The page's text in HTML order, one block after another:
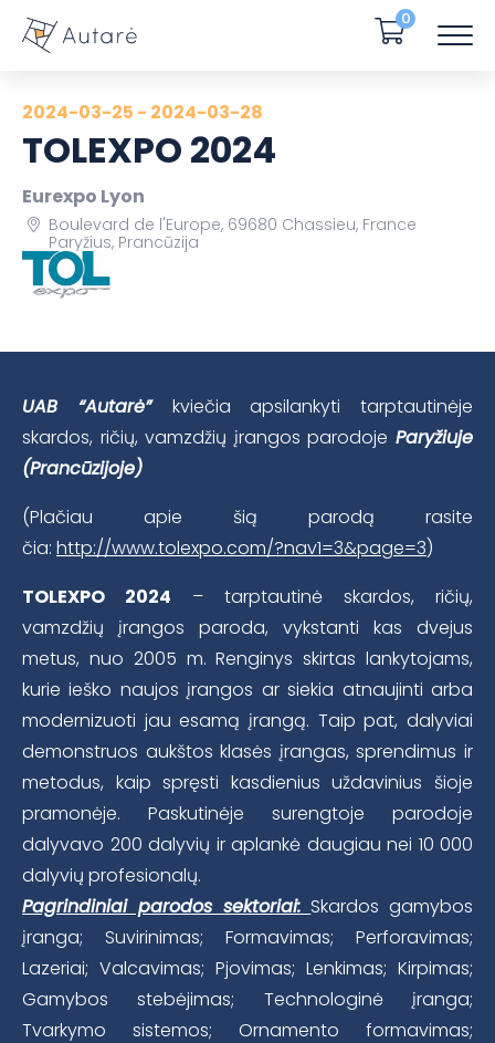
0
2024-03-25 - 2024-03-28
TOLEXPO 2024
Eurexpo Lyon
Boulevard de l'Europe, 69680 Chassieu, France
Paryžius, Prancūzija
UAB “Autarė” kviečia apsilankyti tarptautinėje
skardos, ričių, vamzdžių įrangos parodoje Paryžiuje
(Prancūzijoje)
(Plačiau apie šią parodą rasite
čia: http://www.tolexpo.com/?nav1=3&page=3)
TOLEXPO 2024 – tarptautinė skardos, ričių,
vamzdžių įrangos paroda, vykstanti kas dvejus
metus, nuo 2005 m. Renginys skirtas lankytojams,
kurie ieško naujos įrangos ar siekia atnaujinti arba
modernizuoti jau esamą įrangą. Taip pat, dalyviai
demonstruos aukštos klasės įrangas, sprendimus ir
metodus, kaip spręsti kasdienius uždavinius šioje
pramonėje. Paskutinėje surengtoje parodoje
dalyvavo 200 dalyvių ir aplankė daugiau nei 10 000
dalyvių profesionalų.
Pagrindiniai parodos sektoriai: Skardos gamybos
įranga; Suvirinimas; Formavimas; Perforavimas;
Lazeriai; Valcavimas; Pjovimas; Lenkimas; Kirpimas;
Gamybos stebėjimas; Technologinė įranga;
Tvarkymo sistemos; Ornamento formavimas;